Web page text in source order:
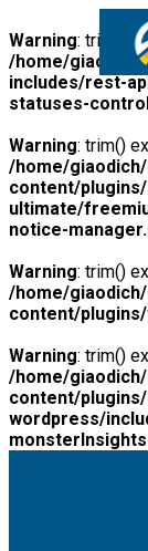
Warning: trim()
/home/
includes/rest-
statuses-
Warning: trim()
/home/
content/
ultimate/
notice-
Warning: trim()
/home/
content/
Warning: trim()
/home/
content/
wordpress/